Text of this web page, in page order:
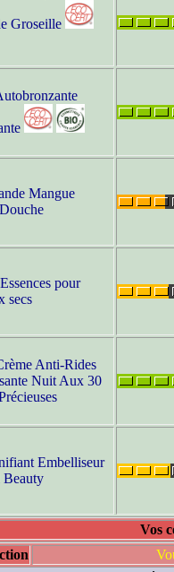
Groseille
Mangue
pour
secs
Anti-Rides
Nuit Aux 30
Embelliseur
Beauty
Vos